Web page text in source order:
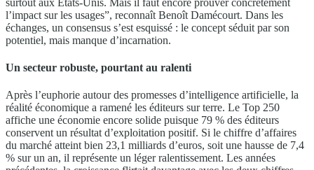
l’impact sur les usages”, reconnaît Benoît Damécourt. Dans les
échanges, un consensus s’est esquissé : le concept séduit par son
potentiel, mais manque d’incarnation.
Un secteur robuste, pourtant au ralenti
Après l’euphorie autour des promesses d’intelligence artificielle, la
réalité économique a ramené les éditeurs sur terre. Le Top 250
affiche une économie encore solide puisque 79 % des éditeurs
conservent un résultat d’exploitation positif. Si le chiffre d’affaires
du marché atteint bien 23,1 milliards d’euros, soit une hausse de 7,4
% sur un an, il représente un léger ralentissement. Les années